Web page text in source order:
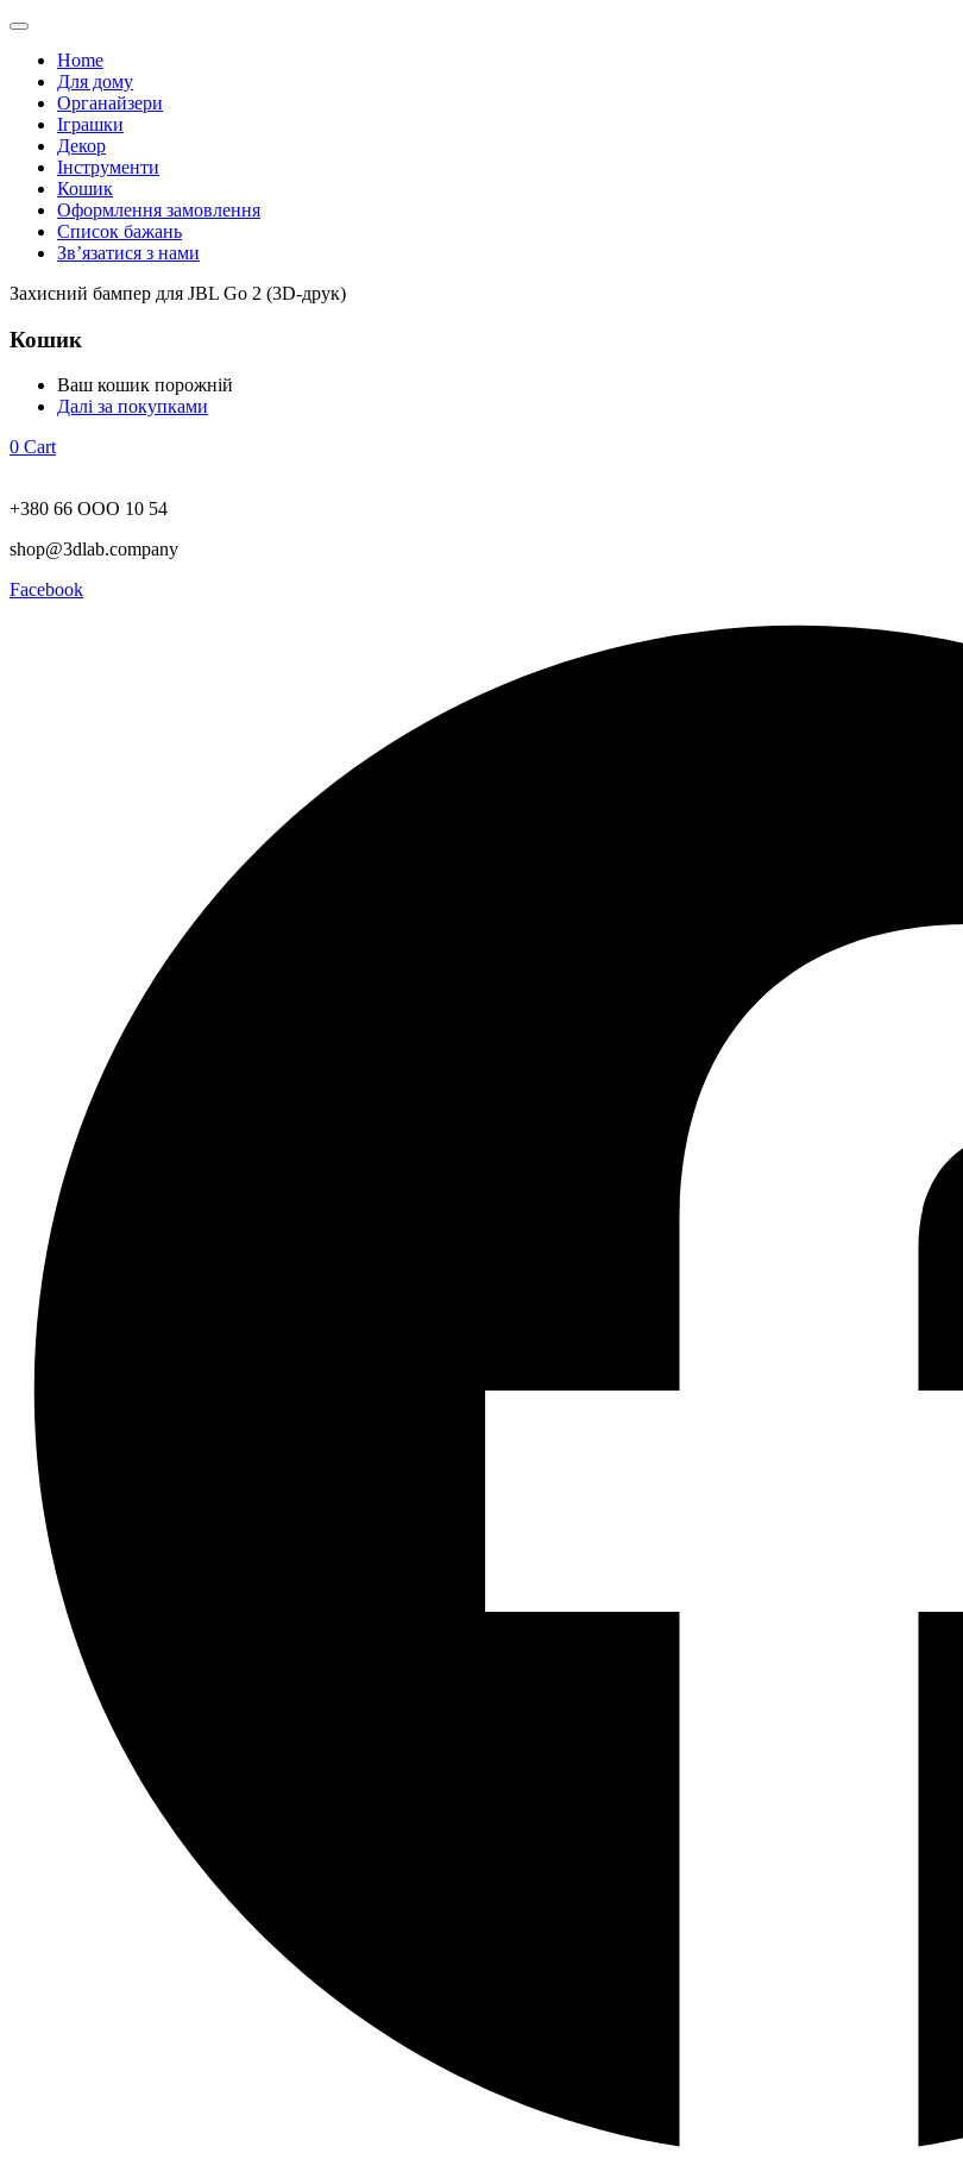
Home
Для дому
Органайзери
Іграшки
Декор
Інструменти
Кошик
Оформлення замовлення
Список бажань
Зв’язатися з нами
Захисний бампер для JBL Go 2 (3D-друк)
Кошик
Ваш кошик порожній
Далі за покупками
0 Cart
+380 66 ООО 10 54
shop@3dlab.company
Facebook